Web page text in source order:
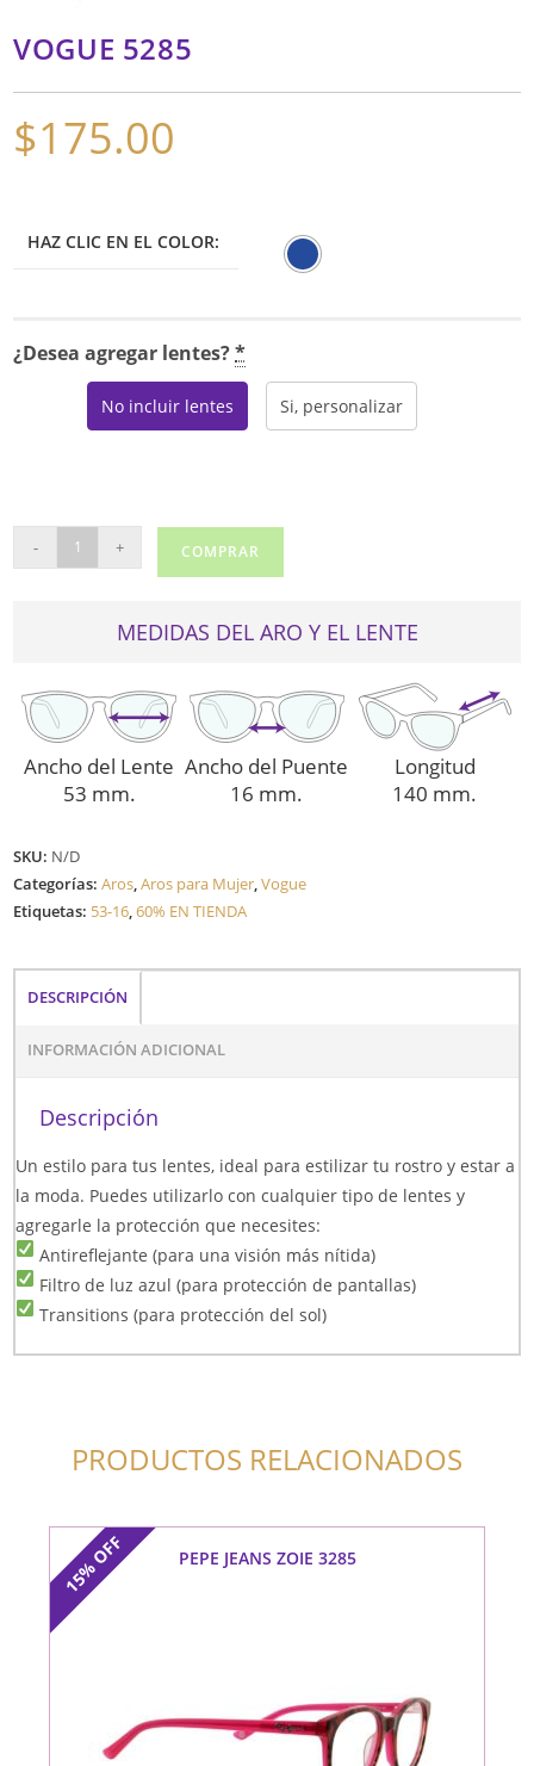
VOGUE 5285
$175.00
HAZ CLIC EN EL COLOR:
¿Desea agregar lentes?*
No incluir lentes Si, personalizar
5285
- + COMPRAR
MEDIDAS DEL ARO Y EL LENTE
Ancho del Lente
53 mm.
Ancho del Puente
16 mm.
Longitud
140 mm.
SKU: N/D
Categorías:Aros,Aros para Mujer,Vogue
Etiquetas: 53-16,60% EN TIENDA
DESCRIPCIÓN
INFORMACIÓN ADICIONAL
Descripción
Un estilo para tus lentes, ideal para estilizar tu rostro y estar a
la moda. Puedes utilizarlo con cualquier tipo de lentes y
agregarle la protección que necesites:
Antireflejante (para una visión más nítida)
Filtro de luz azul (para protección de pantallas)
Transitions (para protección del sol)
PRODUCTOS RELACIONADOS
15%
OFF PEPE JEANS ZOIE 3285